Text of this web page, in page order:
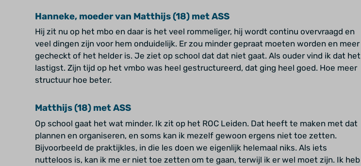
Hanneke, moeder van Matthijs (18) met ASS
Hij zit nu op het mbo en daar is het veel rommeliger, hij wordt continu overvraagd en
veel dingen zijn voor hem onduidelijk. Er zou minder gepraat moeten worden en meer
gecheckt of het helder is. Je ziet op school dat dat niet gaat. Als ouder vind ik dat het
lastigst. Zijn tijd op het vmbo was heel gestructureerd, dat ging heel goed. Hoe meer
structuur hoe beter.
Matthijs (18) met ASS
Op school gaat het wat minder. Ik zit op het ROC Leiden. Dat heeft te maken met dat
plannen en organiseren, en soms kan ik mezelf gewoon ergens niet toe zetten.
Bijvoorbeeld de praktijkles, in die les doen we eigenlijk helemaal niks. Als iets
nutteloos is, kan ik me er niet toe zetten om te gaan, terwijl ik er wel moet zijn. Ik heb